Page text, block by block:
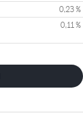
0,23 %
0,11 %